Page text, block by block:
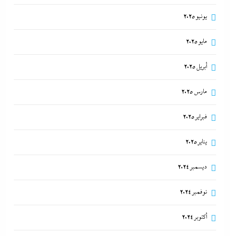
يونيو 2025
مايو 2025
أبريل 2025
مارس 2025
فبراير 2025
يناير 2025
ديسمبر 2024
نوفمبر 2024
أكتوبر 2024